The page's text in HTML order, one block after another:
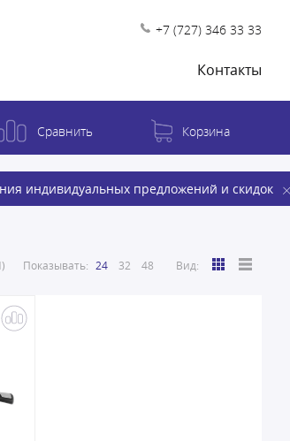
+7 (727) 346 33 33
Контакты
индивидуальных предложений и скидок
Сравнить Корзина
Показывать: 24 32 48 Вид: